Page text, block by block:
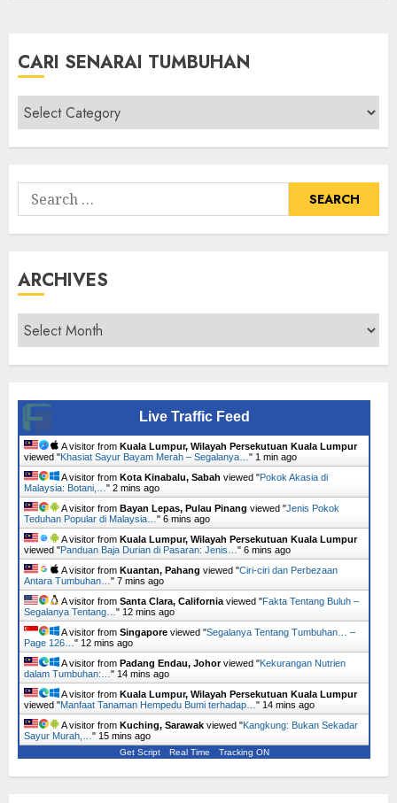
CARI SENARAI TUMBUHAN
Cari
Senarai
Tumbuhan
Search
for:
ARCHIVES
Archives
Live Traffic Feed
A visitor from Kuala Lumpur, Wilayah Persekutuan Kuala Lumpur
viewed "Khasiat Sayur Bayam Merah – Segalanya… " 1 min ago
A visitor from Kota Kinabalu, Sabah viewed "Pokok Akasia di
Malaysia: Botani,… " 2 mins ago
A visitor from Bayan Lepas, Pulau Pinang viewed "Jenis Pokok
Teduhan Popular di Malaysia… " 6 mins ago
A visitor from Kuala Lumpur, Wilayah Persekutuan Kuala Lumpur
viewed "Panduan Baja Durian di Pasaran: Jenis… " 6 mins ago
A visitor from Kuantan, Pahang viewed "Ciri-ciri dan Perbezaan
Antara Tumbuhan… " 8 mins ago
A visitor from Santa Clara, California viewed "Fakta Tentang Buluh –
Segalanya Tentang… " 12 mins ago
A visitor from Singapore viewed "Segalanya Tentang Tumbuhan… –
Page 126… " 12 mins ago
A visitor from Padang Endau, Johorviewed "Kekurangan Nutrien
dalam Tumbuhan:… " 14 mins ago
A visitor from Kuala Lumpur, Wilayah Persekutuan Kuala Lumpur
viewed "Manfaat Tanaman Hempedu Bumi terhadap… " 14 mins ago
A visitor from Kuching, Sarawak viewed "Kangkung: Bukan Sekadar
Sayur Murah,… " 15 mins ago
Get Script Real Time Tracking ON